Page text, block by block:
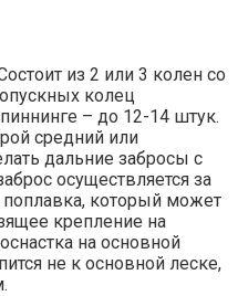
из 2 или 3 колен со
колец
– до 12-14 штук.
средний или
дальние забросы с
осуществляется за
поплавка, который может
крепление на
на основной
не к основной леске,